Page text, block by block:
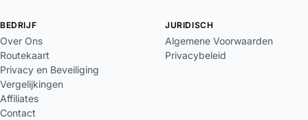
BEDRIJF
Over Ons
Routekaart
Privacy en Beveiliging
Vergelijkingen
Affiliates
Contact
JURIDISCH
Algemene Voorwaarden
Privacybeleid